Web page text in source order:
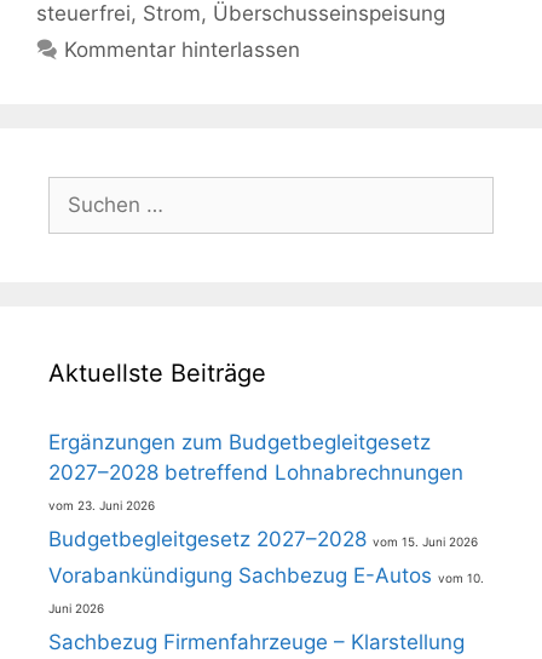
steuerfrei, Strom, Überschusseinspeisung
Kommentar hinterlassen
Suchen
nach:
Aktuellste Beiträge
Ergänzungen zum Budgetbegleitgesetz
2027–2028 betreffend Lohnabrechnungen
23. Juni 2026
Budgetbegleitgesetz 2027–2028 15. Juni 2026
Vorabankündigung Sachbezug E-Autos 10.
Juni 2026
Sachbezug Firmenfahrzeuge – Klarstellung